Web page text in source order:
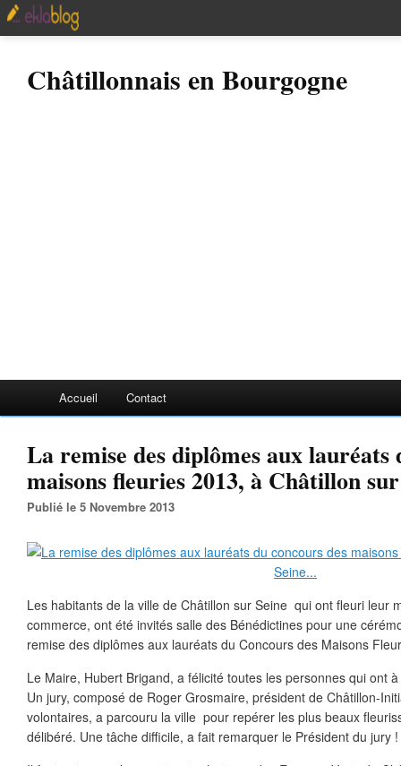
Châtillonnais en Bourgogne
Accueil Contact
La remise des diplômes aux lauréats
maisons fleuries 2013, à Châtillon
Publié le 5 Novembre 2013
Les habitants de la ville de Châtillon sur Seine qui ont fleuri leur
commerce, ont été invités salle des Bénédictines pour une
remise des diplômes aux lauréats du Concours des Maisons
Le Maire, Hubert Brigand, a félicité toutes les personnes qui ont
Un jury, composé de Roger Grosmaire, président de Châtillon-
volontaires, a parcouru la ville pour repérer les plus beaux
délibéré. Une tâche difficile, a fait remarquer le Président du jury !